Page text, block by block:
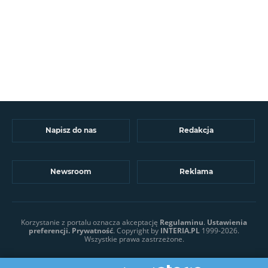
Napisz do nas Redakcja
Newsroom Reklama
Korzystanie z portalu oznacza akceptację Regulaminu. Ustawienia
preferencji. Prywatność. Copyright by INTERIA.PL 1999-2026.
Wszystkie prawa zastrzeżone.